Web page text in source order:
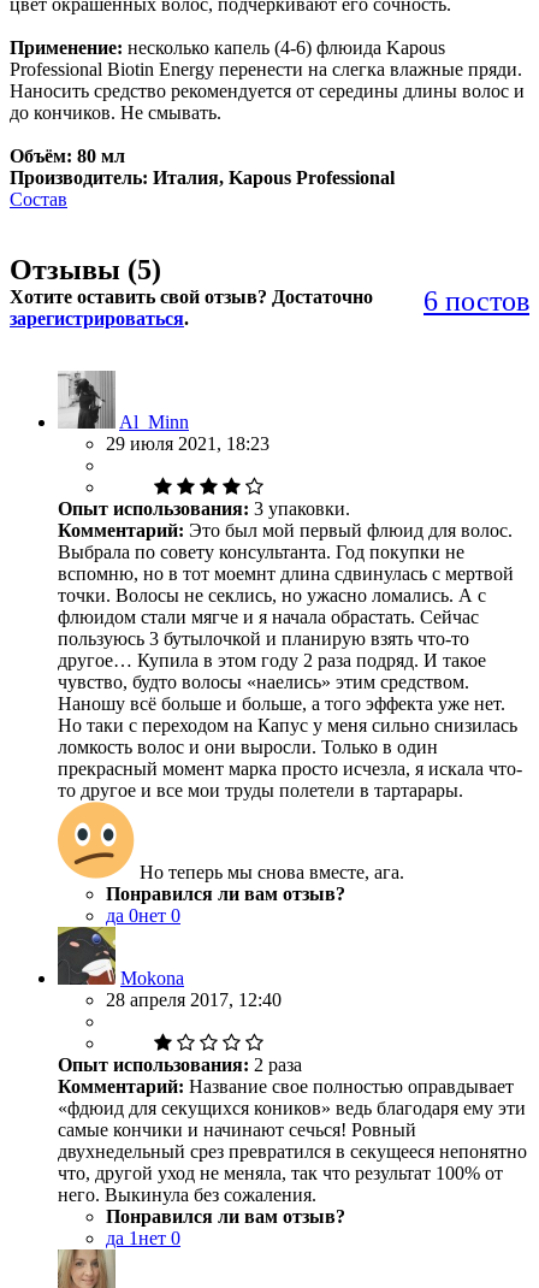
Применение: несколько капель (4-6) флюида Kapous
Professional Biotin Energy перенести на слегка влажные пряди.
Наносить средство рекомендуется от середины длины волос и
до кончиков. Не смывать.
Объём: 80 мл
Производитель: Италия, Kapous Professional
Состав
Отзывы (5)
6 постов
Хотите оставить свой отзыв? Достаточно
зарегистрироваться.
Al_Minn
29 июля 2021, 18:23
Опыт использования: 3 упаковки.
Комментарий: Это был мой первый флюид для волос.
Выбрала по совету консультанта. Год покупки не
вспомню, но в тот моемнт длина сдвинулась с мертвой
точки. Волосы не секлись, но ужасно ломались. А с
флюидом стали мягче и я начала обрастать. Сейчас
пользуюсь 3 бутылочкой и планирую взять что-то
другое… Купила в этом году 2 раза подряд. И такое
чувство, будто волосы «наелись» этим средством.
Наношу всё больше и больше, а того эффекта уже нет.
Но таки с переходом на Капус у меня сильно снизилась
ломкость волос и они выросли. Только в один
прекрасный момент марка просто исчезла, я искала что-
то другое и все мои труды полетели в тартарары.
Но теперь мы снова вместе, ага.
Понравился ли вам отзыв?
да 0нет 0
Mokona
28 апреля 2017, 12:40
Опыт использования: 2 раза
Комментарий: Название свое полностью оправдывает
«фдюид для секущихся коников» ведь благодаря ему эти
самые кончики и начинают сечься! Ровный
двухнедельный срез превратился в секущееся непонятно
что, другой уход не меняла, так что результат 100% от
него. Выкинула без сожаления.
Понравился ли вам отзыв?
да 1нет 0